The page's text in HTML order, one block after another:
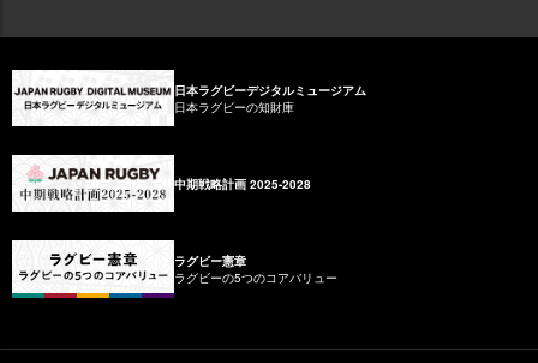
日本ラグビーデジタルミュージアム
日本ラグビーの知財庫
中期戦略計画 2025-2028
ラグビー憲章
ラグビーの5つのコアバリュー